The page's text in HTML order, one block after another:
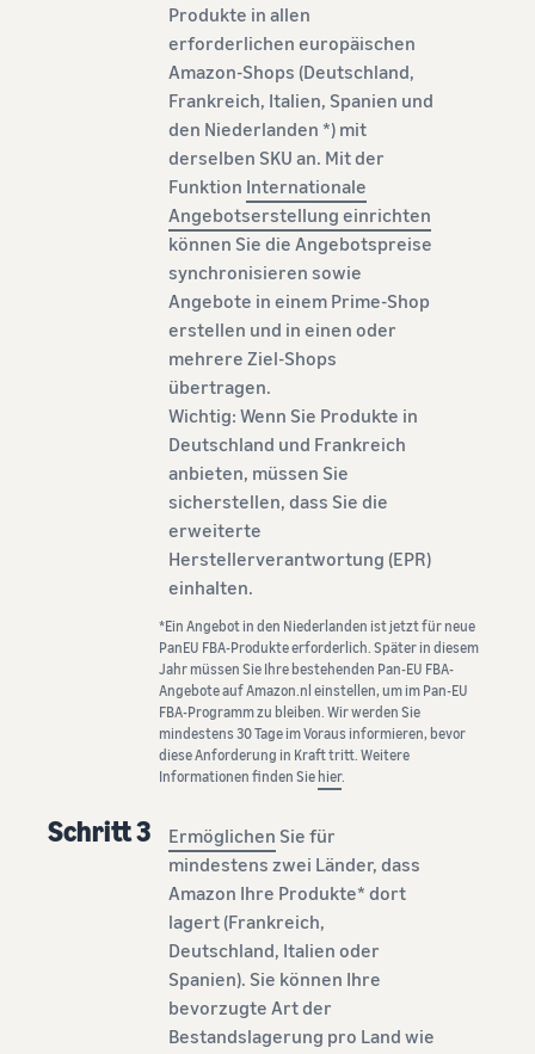
Produkte in allen
erforderlichen europäischen
Amazon-Shops (Deutschland,
Frankreich, Italien, Spanien und
den Niederlanden *) mit
derselben SKU an. Mit der
Funktion Internationale
Angebotserstellung einrichten
können Sie die Angebotspreise
synchronisieren sowie
Angebote in einem Prime-Shop
erstellen und in einen oder
mehrere Ziel-Shops
übertragen.
Wichtig: Wenn Sie Produkte in
Deutschland und Frankreich
anbieten, müssen Sie
sicherstellen, dass Sie die
erweiterte
Herstellerverantwortung (EPR)
einhalten.
*Ein Angebot in den Niederlanden ist jetzt für neue
PanEU FBA-Produkte erforderlich. Später in diesem
Jahr müssen Sie Ihre bestehenden Pan-EU FBA-
Angebote auf Amazon.nl einstellen, um im Pan-EU
FBA-Programm zu bleiben. Wir werden Sie
mindestens 30 Tage im Voraus informieren, bevor
diese Anforderung in Kraft tritt. Weitere
Informationen finden Sie hier.
Schritt 3 Ermöglichen Sie für
mindestens zwei Länder, dass
Amazon Ihre Produkte* dort
lagert (Frankreich,
Deutschland, Italien oder
Spanien). Sie können Ihre
bevorzugte Art der
Bestandslagerung pro Land wie